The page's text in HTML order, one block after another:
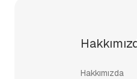
Hakkımızda